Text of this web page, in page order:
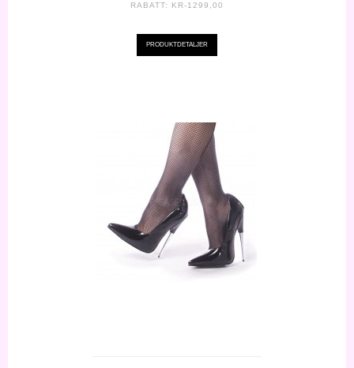
RABATT: KR-1299,00
PRODUKTDETALJER